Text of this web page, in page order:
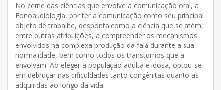
No cerne das ciências que envolve a comunicação oral, a
Fonoaudiologia, por ter a comunicação como seu principal
objeto de trabalho, desponta como a ciência que se atém,
entre outras atribuições, a compreender os mecanismos
envolvidos na complexa produção da fala durante a sua
normalidade, bem como todos os transtornos que a
envolvem. Ao eleger a população adulta e idosa, optou-se
em debruçar nas dificuldades tanto congênitas quanto as
adquiridas ao longo da vida.